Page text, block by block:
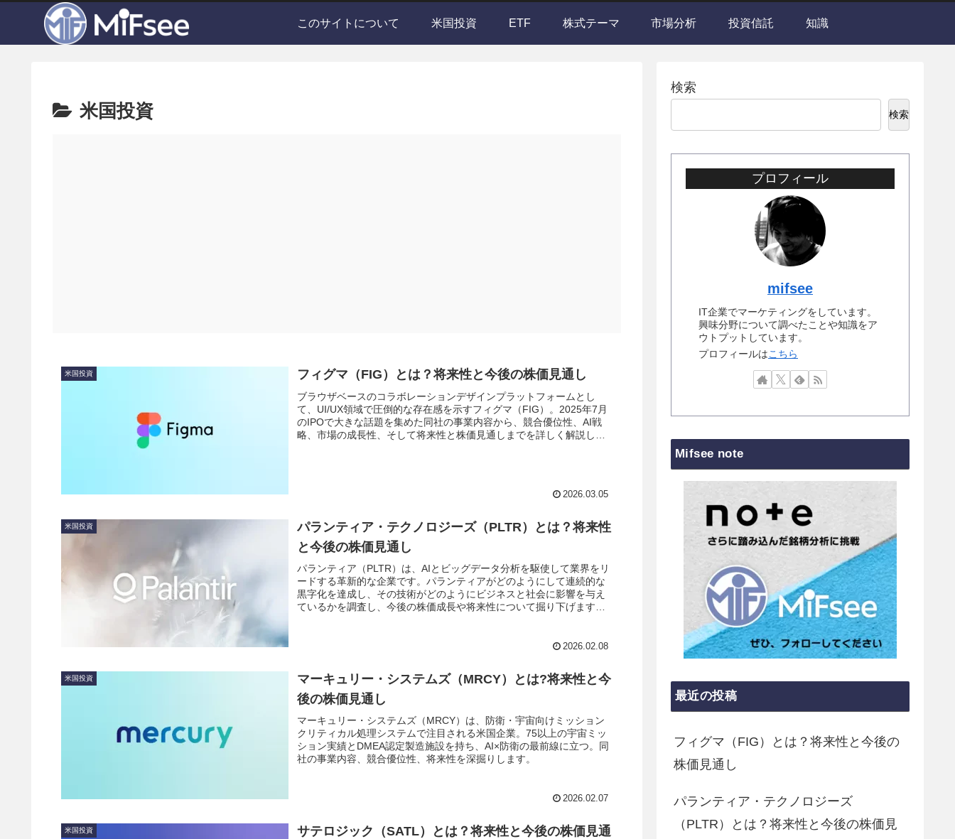
このサイトについて 米国投資 ETF 株式テーマ 市場分析 投資信託 知識
米国投資
米国投資 フィグマ（FIG）とは？将来性と今後の株価見通し
ブラウザベースのコラボレーションデザインプラットフォームとし
て、UI/UX領域で圧倒的な存在感を示すフィグマ（FIG）。2025年7月
のIPOで大きな話題を集めた同社の事業内容から、競合優位性、AI戦
略、市場の成長性、そして将来性と株価見通しまでを詳しく解説しま
2026.03.05
米国投資
パランティア・テクノロジーズ（PLTR）とは？将来性
と今後の株価見通し
パランティア（PLTR）は、AIとビッグデータ分析を駆使して業界をリ
ードする革新的な企業です。パランティアがどのようにして連続的な
黒字化を達成し、その技術がどのようにビジネスと社会に影響を与え
ているかを調査し、今後の株価成長や将来性について掘り下げます。
2026.02.08
米国投資
マーキュリー・システムズ（MRCY）とは?将来性と今
後の株価見通し
マーキュリー・システムズ（MRCY）は、防衛・宇宙向けミッション
クリティカル処理システムで注目される米国企業。75以上の宇宙ミッ
ション実績とDMEA認定製造施設を持ち、AI×防衛の最前線に立つ。同
社の事業内容、競合優位性、将来性を深掘りします。
2026.02.07
米国投資
サテロジック（SATL）とは？将来性と今後の株価見通
検索
検索
プロフィール
mifsee
IT企業でマーケティングをしています。
興味分野について調べたことや知識をア
ウトプットしています。
プロフィールはこちら
Mifsee note
最近の投稿
フィグマ（FIG）とは？将来性と今後の
株価見通し
パランティア・テクノロジーズ
（PLTR）とは？将来性と今後の株価見